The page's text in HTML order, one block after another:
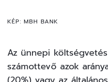
KÉP: MBH BANK
Az ünnepi
számottevő azok